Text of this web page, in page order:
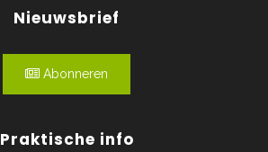
Nieuwsbrief
Abonneren
Praktische info